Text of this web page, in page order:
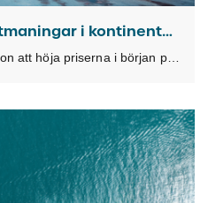
Reducerad PSS och utmaningar i kontinenthamnar
Rederierna hade som ambition att höja priserna i början på mars, men resultatet blev istället